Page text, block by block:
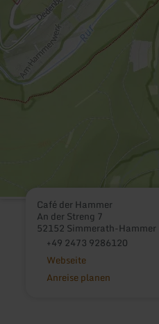
Café der Hammer
An der Streng 7
52152 Simmerath-Hammer
+49 2473 9286120
Webseite
Anreise planen